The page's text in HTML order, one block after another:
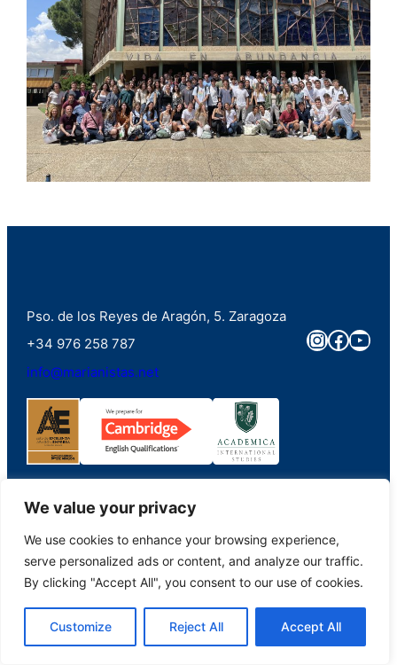
We value your privacy
We use cookies to enhance your browsing experience,
serve personalized ads or content, and analyze our traffic.
By clicking "Accept All", you consent to our use of cookies.
Customize Reject All Accept All
Pso. de los Reyes de Aragón, 5. Zaragoza
+34 976 258 787
info@marianistas.net
©2023. Colegio Santa Maria del Pilar Marianistas (Zaragoza). Derechos
Cookies
PHP Code SnippetsPowered By :XYZScripts.com